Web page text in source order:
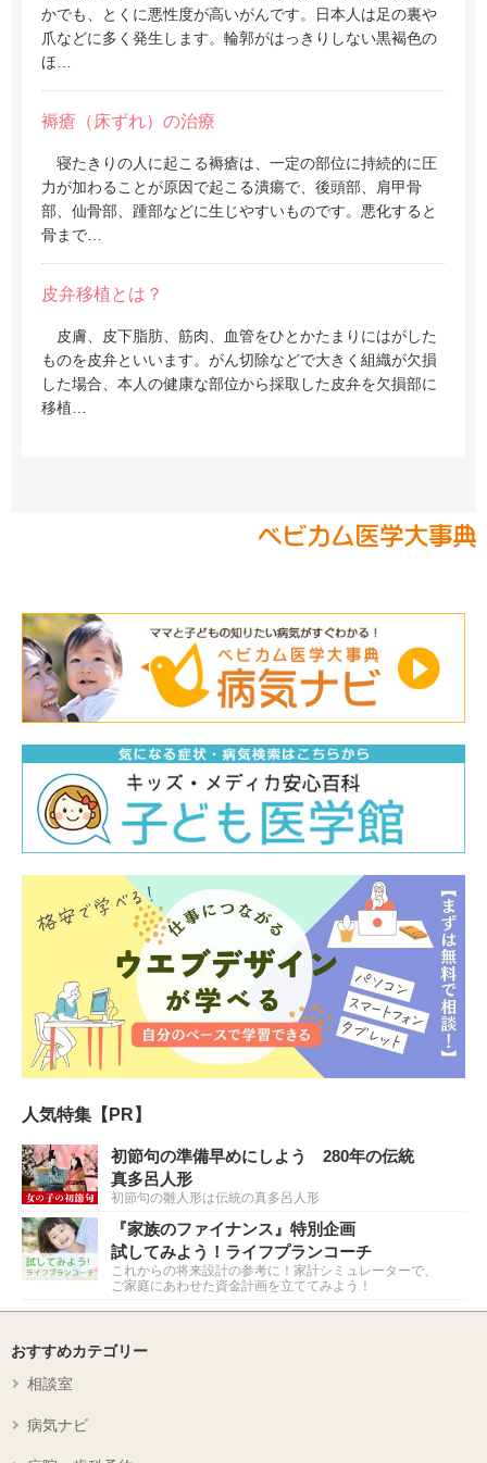
かでも、とくに悪性度が高いがんです。日本人は足の裏や
爪などに多く発生します。輪郭がはっきりしない黒褐色の
ほ…
褥瘡（床ずれ）の治療
寝たきりの人に起こる褥瘡は、一定の部位に持続的に圧
力が加わることが原因で起こる潰瘍で、後頭部、肩甲骨
部、仙骨部、踵部などに生じやすいものです。悪化すると
骨まで…
皮弁移植とは？
皮膚、皮下脂肪、筋肉、血管をひとかたまりにはがした
ものを皮弁といいます。がん切除などで大きく組織が欠損
した場合、本人の健康な部位から採取した皮弁を欠損部に
移植…
人気特集【PR】
初節句の準備早めにしよう 280年の伝統
真多呂人形
初節句の雛人形は伝統の真多呂人形
『家族のファイナンス』特別企画
試してみよう！ライフプランコーチ
これからの将来設計の参考に！家計シミュレーターで、
ご家庭にあわせた資金計画を立ててみよう！
おすすめカテゴリー
相談室
病気ナビ